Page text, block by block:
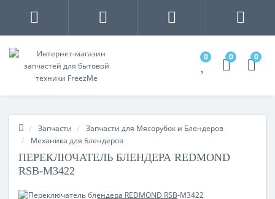
0 0 0
Запчасти
Запчасти для Мясорубок и Блендеров
Механика для Блендеров
ПЕРЕКЛЮЧАТЕЛЬ БЛЕНДЕРА REDMOND
RSB-M3422